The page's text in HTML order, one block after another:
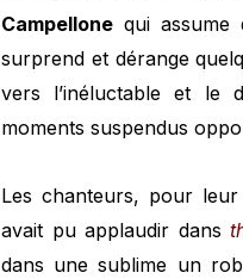
Campellone qui assume
surprend et dérange
vers l’inéluctable et le
moments suspendus
Les chanteurs, pour
avait pu applaudir dans
dans une sublime un